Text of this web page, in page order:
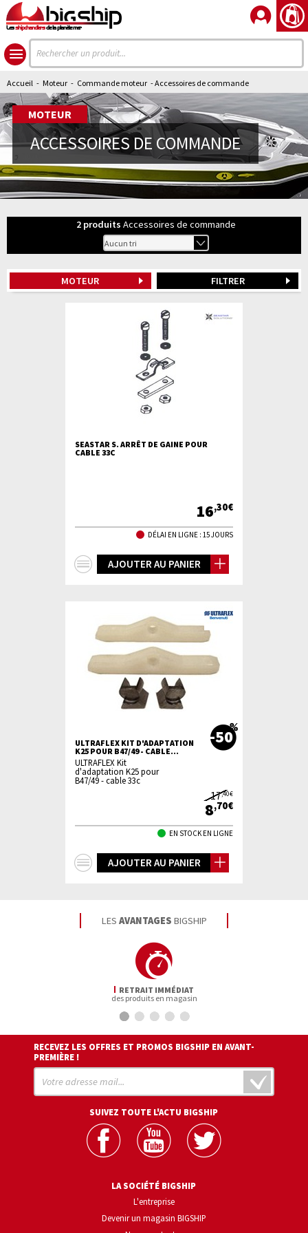
Lesshipchandlersde la planète mer
Accueil - Moteur - Commande moteur - Accessoires de commande
MOTEUR
ACCESSOIRES DE COMMANDE
2 produits Accessoires de commande
MOTEUR FILTRER
SEASTAR S. ARRÊT DE GAINE POUR
CABLE 33C
16,30€
DÉLAI EN LIGNE : 15 JOURS
AJOUTER AU PANIER
ULTRAFLEX KIT D'ADAPTATION
K25 POUR B47/49 - CABLE...
-50
ULTRAFLEX Kit
d'adaptation K25 pour
B47/49 - cable 33c
17,40€
8,70€
EN STOCK EN LIGNE
AJOUTER AU PANIER
LES AVANTAGES BIGSHIP
RETRAIT IMMÉDIAT
des produits en magasin
RECEVEZ LES OFFRES ET PROMOS BIGSHIP EN AVANT-
PREMIÈRE !
SUIVEZ TOUTE L'ACTU BIGSHIP
LA SOCIÉTÉ BIGSHIP
L'entreprise
Devenir un magasin BIGSHIP